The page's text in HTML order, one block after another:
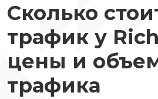
Сколько
трафик у
цены и
трафика